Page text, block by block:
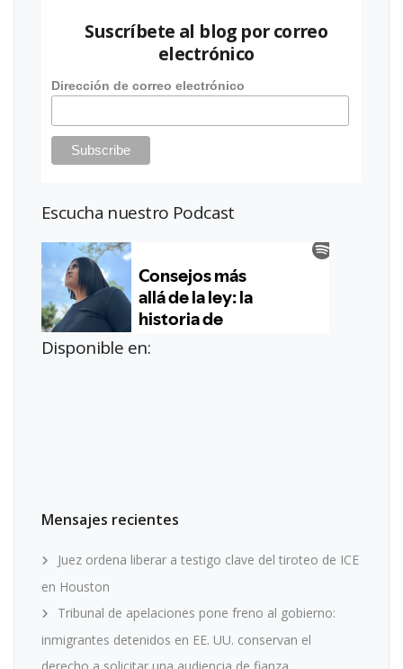
Suscríbete al blog por correo
electrónico
Dirección de correo electrónico
Escucha nuestro Podcast
Disponible en:
Mensajes recientes
Juez ordena liberar a testigo clave del tiroteo de ICE
en Houston
Tribunal de apelaciones pone freno al gobierno:
inmigrantes detenidos en EE. UU. conservan el
derecho a solicitar una audiencia de fianza